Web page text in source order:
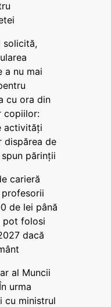
solicită,
a nu mai
cu ora din
copiilor:
activități
dispărea de
părinții
carieră
de lei până
pot folosi
dacă
al Muncii
urma
cu ministrul